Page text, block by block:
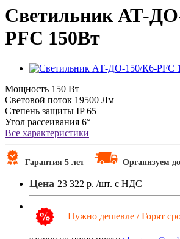
Светильник АТ-
PFC 150Вт
Мощность 150 Вт
Световой поток 19500 Лм
Степень защиты IP 65
Угол рассеивания 6°
Все характеристики
Гарантия 5 лет Организуем
Цена 23 322 р. /шт. с НДС
Нужно дешевле / Горят